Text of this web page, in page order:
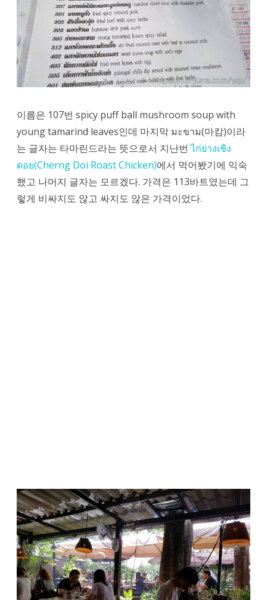
이름은 107번 spicy puff ball mushroom soup with
young tamarind leaves인데 마지막 มะขาม(마캄)이라
는 글자는 타마린드라는 뜻으로서 지난번ไก่ย่างเชิง
ดอย(Cherng Doi Roast Chicken)에서 먹어봤기에 익숙
했고 나머지 글자는 모르겠다. 가격은 113바트였는데 그
렇게 비싸지도 않고 싸지도 않은 가격이었다.